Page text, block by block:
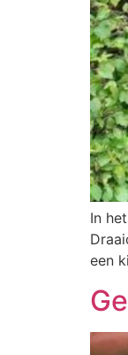
In
een